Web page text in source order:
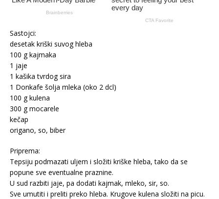
Sastojci:
desetak kriški suvog hleba
100 g kajmaka
1 jaje
1 kašika tvrdog sira
1 Donkafe šolja mleka (oko 2 dcl)
100 g kulena
300 g mocarele
kečap
origano, so, biber
Priprema:
Tepsiju podmazati uljem i složiti kriške hleba, tako da se
popune sve eventualne praznine.
U sud razbiti jaje, pa dodati kajmak, mleko, sir, so.
Sve umutiti i preliti preko hleba. Krugove kulena složiti na picu.